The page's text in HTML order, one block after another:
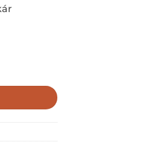
5,8X5,8CM mennyiség